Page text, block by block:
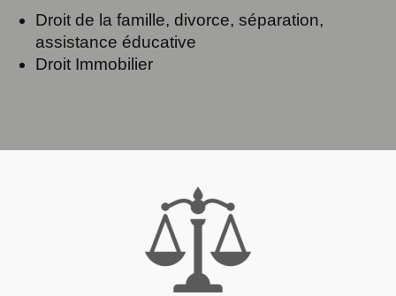
Droit de la famille, divorce, séparation,
assistance éducative
Droit Immobilier